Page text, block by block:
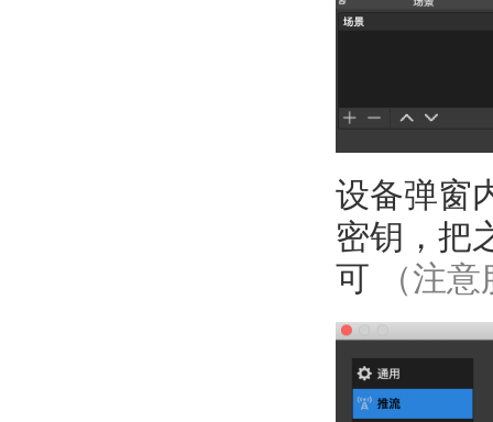
设备弹窗
密钥，把
可
（注